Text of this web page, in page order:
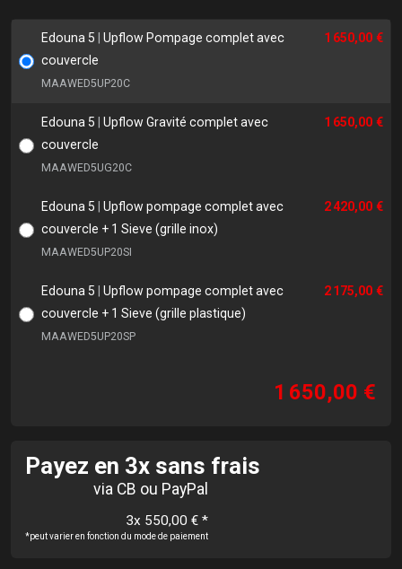
Edouna 5
Upflow Pompage complet avec
couvercle
MAAWED5UP20C
1 650,00 €
Edouna 5
Upflow Gravité complet avec
couvercle
MAAWED5UG20C
1 650,00 €
Edouna 5
Upflow pompage complet avec
couvercle + 1 Sieve (grille inox)
MAAWED5UP20SI
2 420,00 €
Edouna 5
Upflow pompage complet avec
couvercle + 1 Sieve (grille plastique)
MAAWED5UP20SP
2 175,00 €
1 650,00 €
Payez en 3x sans frais
via CB ou PayPal
3x 550,00 € *
*peut varier en fonction du mode de paiement